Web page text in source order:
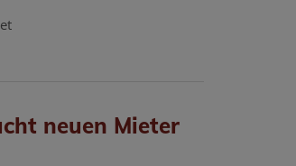
neuen Mieter